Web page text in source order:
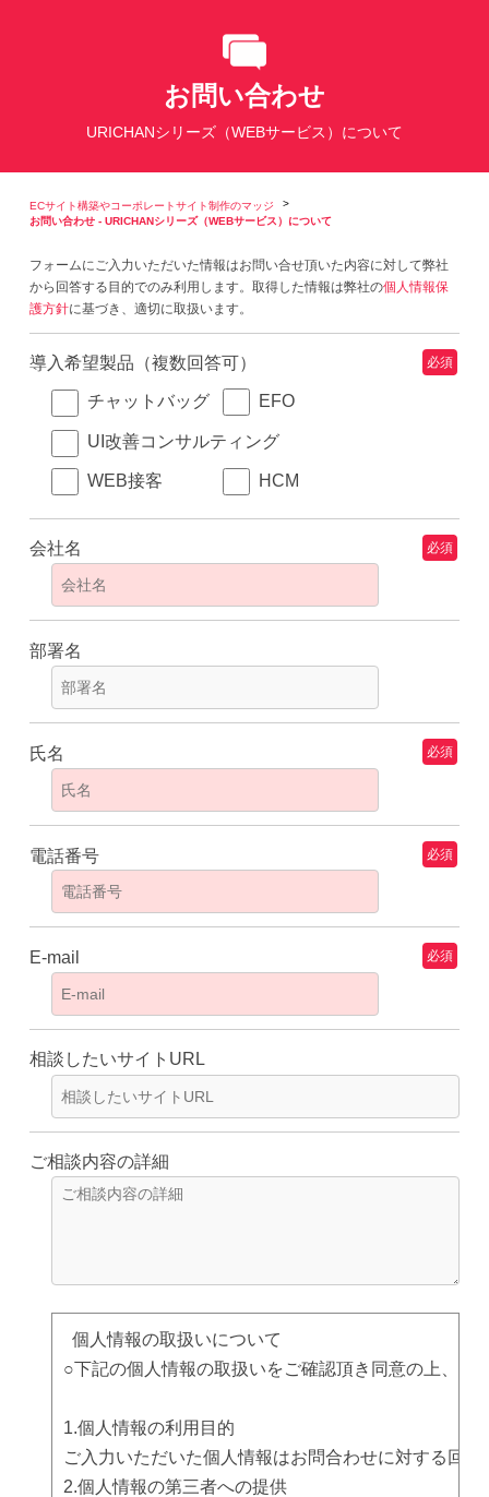
お問い合わせ
URICHANシリーズ（WEBサービス）について
ECサイト構築やコーポレートサイト制作のマッジ
お問い合わせ - URICHANシリーズ（WEBサービス）について
フォームにご入力いただいた情報はお問い合せ頂いた内容に対して弊社
から回答する目的でのみ利用します。取得した情報は弊社の個人情報保
護方針に基づき、適切に取扱います。
導入希望製品（複数回答可） 必須
チャットバッグ EFO
UI改善コンサルティング
WEB接客 HCM
会社名 必須
部署名
氏名 必須
電話番号 必須
E-mail 必須
相談したいサイトURL
ご相談内容の詳細
個人情報の取扱いについて
○下記の個人情報の取扱いをご確認頂き同意の上、送
1.個人情報の利用目的
ご入力いただいた個人情報はお問合わせに対する回
2.個人情報の第三者への提供